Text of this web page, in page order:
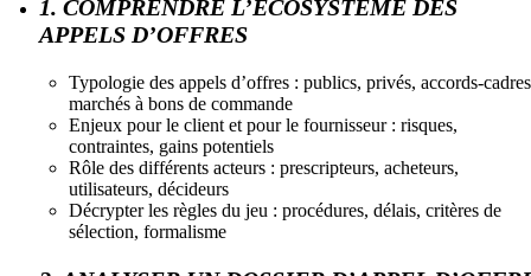
1. COMPRENDRE L’ÉCOSYSTÈME DES
APPELS D’OFFRES
Typologie des appels d’offres : publics, privés, accords-
marchés à bons de commande
Enjeux pour le client et pour le fournisseur : risques,
contraintes, gains potentiels
Rôle des différents acteurs : prescripteurs, acheteurs,
utilisateurs, décideurs
Décrypter les règles du jeu : procédures, délais, critères de
sélection, formalisme